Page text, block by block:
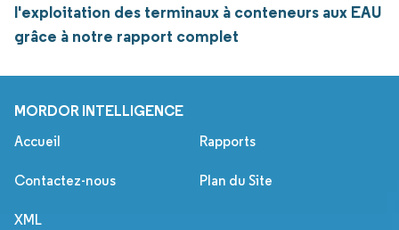
l'exploitation des terminaux à conteneurs aux EAU
grâce à notre rapport complet
MORDOR INTELLIGENCE
Accueil Rapports
Contactez-nous Plan du Site
XML